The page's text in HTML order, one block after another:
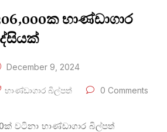
භාණ්ඩාගාර
December 9, 2024
භාණ්ඩාගාර බිල්පත් 0 Comments
වටිනා භාණ්ඩාගාර බිල්පත්